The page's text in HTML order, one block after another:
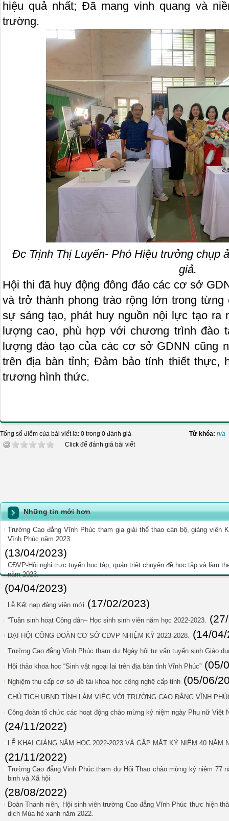
hiệu quả nhất; Đã mang vinh quang và
trường.
Đc Trịnh Thị Luyến- Phó Hiệu trưởng chụp
giả.
Hội thi đã huy động đông đảo các cơ sở
và trở thành phong trào rộng lớn trong
sự sáng tạo, phát huy nguồn nội lực tạo ra
lượng cao, phù hợp với chương trình đào
lượng đào tạo của các cơ sở GDNN cũng
trên địa bàn tỉnh; Đảm bảo tính thiết thực,
trương hình thức.
Tổng số điểm của bài viết là: 0 trong 0 đánh giá
Click để đánh giá bài viết
Từ khóa: n/a
Những tin mới hơn
Trường Cao đẳng Vĩnh Phúc tham gia giải thể thao cán bộ, giảng viên
Vĩnh Phúc năm 2023.
(13/04/2023)
CĐVP-Hội nghị trực tuyến học tập, quán triệt chuyên đề học tập và làm
năm 2023.
(04/04/2023)
Lễ Kết nạp đảng viên mới (17/02/2023)
“Tuần sinh hoạt Công dân– Học sinh sinh viên năm học 2022-2023.
ĐẠI HỘI CÔNG ĐOÀN CƠ SỞ CĐVP NHIỆM KỲ 2023-2028. (14/
Trường Cao đẳng Vĩnh Phúc tham dự Ngày hội tư vấn tuyển sinh Giáo
Hội thảo khoa học “Sinh vật ngoại lai trên địa bàn tỉnh Vĩnh Phúc” (05/
Nghiệm thu cấp cơ sở đề tài khoa học công nghệ cấp tỉnh (05/06/
CHỦ TỊCH UBND TỈNH LÀM VIỆC VỚI TRƯỜNG CAO ĐẲNG VĨNH
Công đoàn tổ chức các hoạt động chào mừng kỷ niệm ngày Phụ nữ Việt
(24/11/2022)
LỄ KHAI GIẢNG NĂM HỌC 2022-2023 VÀ GẶP MẶT KỶ NIỆM 40 NĂM
(21/11/2022)
Trường Cao đẳng Vinh Phúc tham dự Hội Thao chào mừng kỷ niệm 77
binh và Xã hội
(28/08/2022)
Đoàn Thanh niên, Hội sinh viên trường Cao đẳng Vĩnh Phúc thực hiện
dịch Mùa hè xanh năm 2022.